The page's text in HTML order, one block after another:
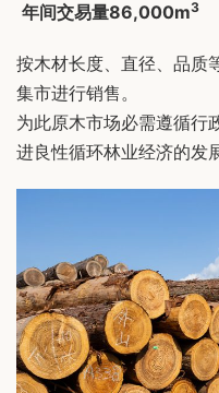
年间交易量86,000m3
按木材长度、直径、品质
集市进行销售。
为此原木市场必需遵循行
进良性循环林业经济的发